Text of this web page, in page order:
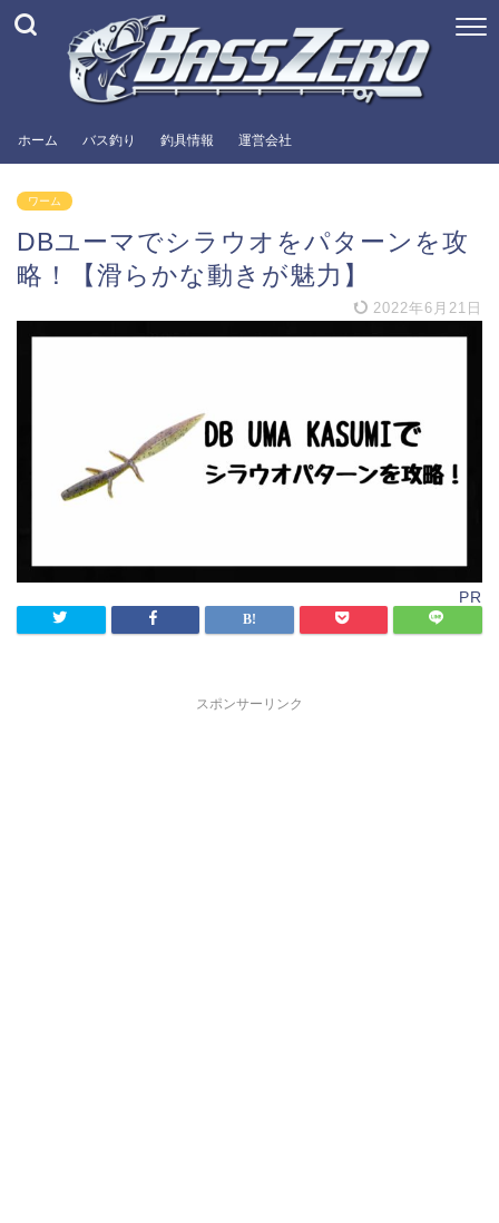
ホーム バス釣り 釣具情報 運営会社
ワーム
DBユーマでシラウオをパターンを攻
略！【滑らかな動きが魅力】
2022年6月21日
PR
スポンサーリンク